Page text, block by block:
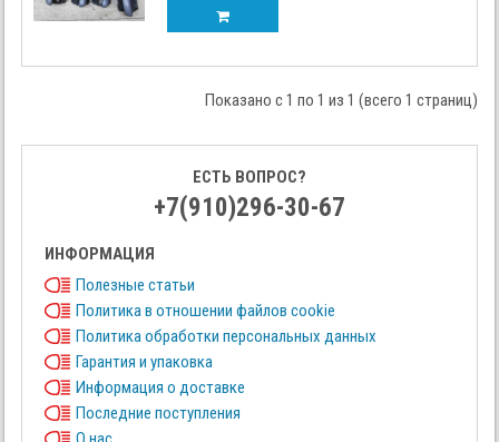
Показано с 1 по 1 из 1 (всего 1 страниц)
ЕСТЬ ВОПРОС?
+7(910)296-30-67
ИНФОРМАЦИЯ
Полезные статьи
Политика в отношении файлов cookie
Политика обработки персональных данных
Гарантия и упаковка
Информация о доставке
Последние поступления